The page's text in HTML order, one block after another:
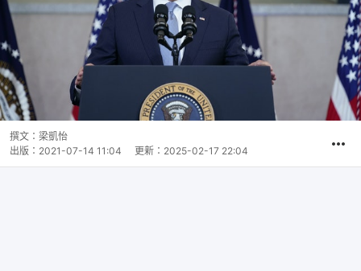
撰文： 梁凱怡
出版： 2021-07-14 11:04 更新： 2025-02-17 22:04